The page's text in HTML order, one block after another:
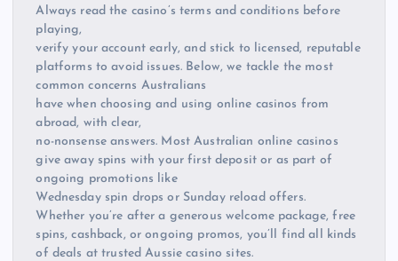
Always read the casino’s terms and conditions before
playing,
verify your account early, and stick to licensed, reputable
platforms to avoid issues. Below, we tackle the most
common concerns Australians
have when choosing and using online casinos from
abroad, with clear,
no-nonsense answers. Most Australian online casinos
give away spins with your first deposit or as part of
ongoing promotions like
Wednesday spin drops or Sunday reload offers.
Whether you’re after a generous welcome package, free
spins, cashback, or ongoing promos, you’ll find all kinds
of deals at trusted Aussie casino sites.